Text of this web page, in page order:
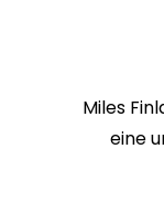
Miles
eine